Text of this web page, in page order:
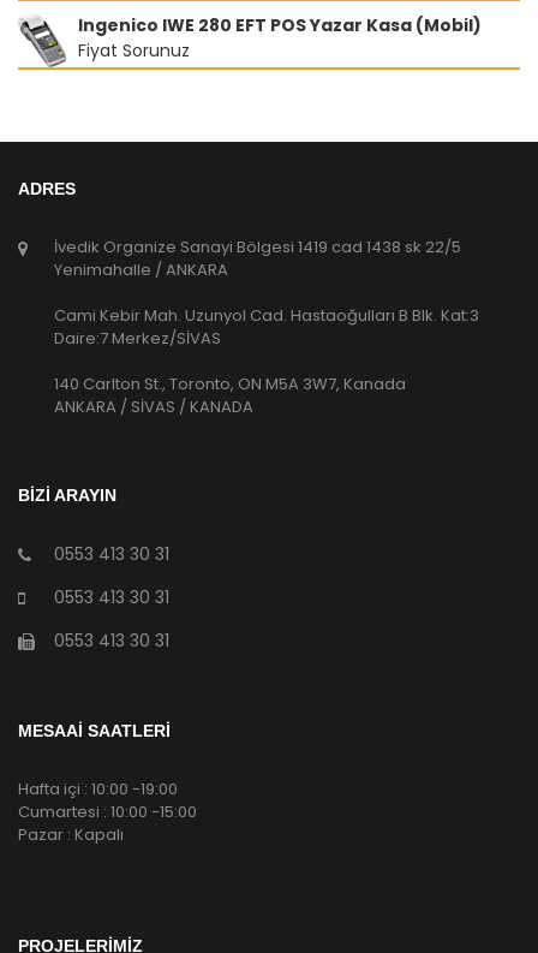
Ingenico IWE 280 EFT POS Yazar Kasa (Mobil)
Fiyat Sorunuz
ADRES
İvedik Organize Sanayi Bölgesi 1419 cad 1438 sk 22/5
Yenimahalle / ANKARA
Cami Kebir Mah. Uzunyol Cad. Hastaoğulları B Blk. Kat:3
Daire:7 Merkez/SİVAS
140 Carlton St., Toronto, ON M5A 3W7, Kanada
ANKARA / SİVAS / KANADA
BİZİ ARAYIN
0553 413 30 31
0553 413 30 31
0553 413 30 31
MESAAİ SAATLERİ
Hafta içi : 10:00 -19:00
Cumartesi : 10:00 -15:00
Pazar : Kapalı
PROJELERIMIZ